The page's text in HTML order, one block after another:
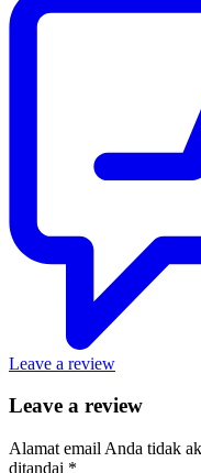
Leave a review
Leave a review
Alamat email Anda tidak
ditandai *